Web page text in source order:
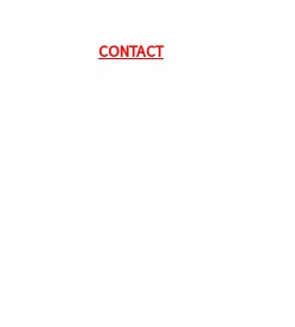
CONTACT